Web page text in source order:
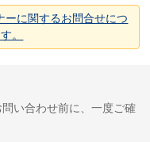
ーに関するお問合せにつ
。
い合わせ前に、一度ご確